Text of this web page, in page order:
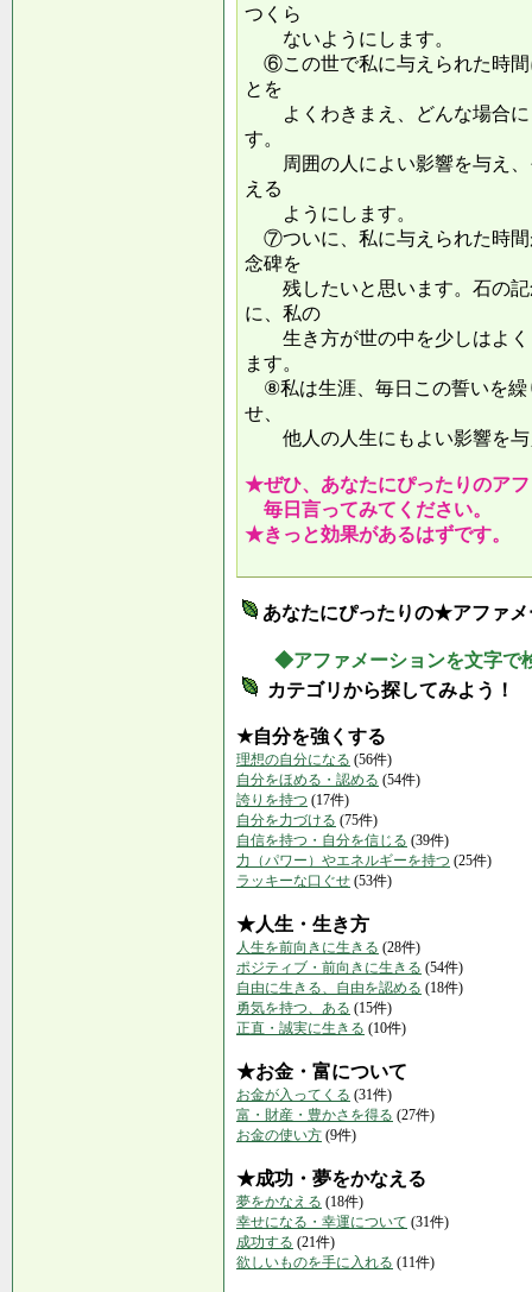
つくら
ないようにします。
⑥この世で私に与えられた時間
とを
よくわきまえ、どんな場合に
す。
周囲の人によい影響を与え、
える
ようにします。
⑦ついに、私に与えられた時間
念碑を
残したいと思います。石の記
に、私の
生き方が世の中を少しはよく
ます。
⑧私は生涯、毎日この誓いを繰
せ、
他人の人生にもよい影響
★ぜひ、あなたにぴったりのア
毎日言ってみてください。
★きっと効果があるはずです。
あなたにぴったりの★アファ
◆アファメーションを文字で
カテゴリから探してみよう！
★自分を強くする
理想の自分になる (56件)
自分をほめる・認める (54件)
誇りを持つ (17件)
自分を力づける (75件)
自信を持つ・自分を信じる (39件)
力（パワー）やエネルギーを持つ (25件)
ラッキーな口ぐせ (53件)
★人生・生き方
人生を前向きに生きる (28件)
ポジティブ・前向きに生きる (54件)
自由に生きる、自由を認める (18件)
勇気を持つ、ある (15件)
正直・誠実に生きる (10件)
★お金・富について
お金が入ってくる (31件)
富・財産・豊かさを得る (27件)
お金の使い方 (9件)
★成功・夢をかなえる
夢をかなえる (18件)
幸せになる・幸運について (31件)
成功する (21件)
欲しいものを手に入れる (11件)